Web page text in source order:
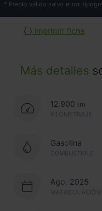
Más detalles
12.900 km
KILOMETRAJE
Gasolina
COMBUSTIBLE
Ago. 2025
MATRICULACIÓN
* Precio válido salvo error
Imprimir ficha